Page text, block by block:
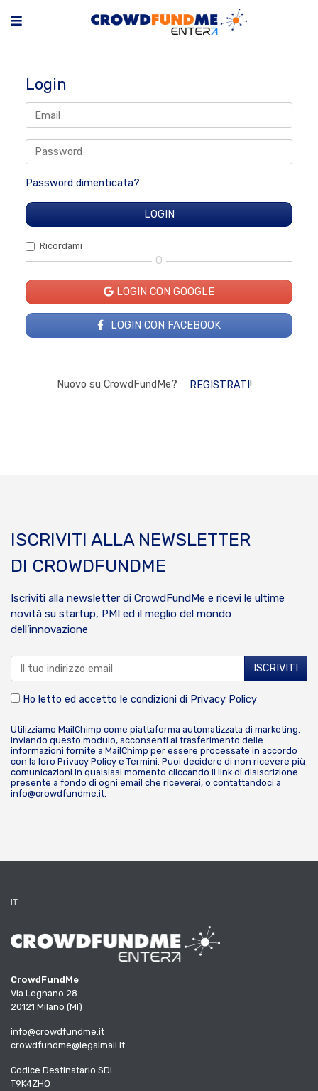
Login
Password dimenticata?
Ricordami
O
LOGIN CON GOOGLE
LOGIN CON FACEBOOK
Nuovo su CrowdFundMe? REGISTRATI!
ISCRIVITI ALLA NEWSLETTER
DI CROWDFUNDME
Iscriviti alla newsletter di CrowdFundMe e ricevi le ultime
novità su startup, PMI ed il meglio del mondo
dell’innovazione
Ho letto ed accetto le condizioni di Privacy Policy
Utilizziamo MailChimp come piattaforma automatizzata di marketing.
Inviando questo modulo, acconsenti al trasferimento delle
informazioni fornite a MailChimp per essere processate in accordo
con la loro Privacy Policy e Termini. Puoi decidere di non ricevere più
comunicazioni in qualsiasi momento cliccando il link di disiscrizione
presente a fondo di ogni email che riceverai, o contattandoci a
info@crowdfundme.it.
IT
CrowdFundMe
Via Legnano 28
20121 Milano (MI)
info@crowdfundme.it
crowdfundme@legalmail.it
Codice Destinatario SDI
T9K4ZHO